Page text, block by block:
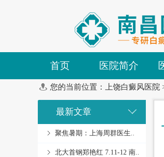
首页 医院简介
您的当前位置： 上饶白癜风医院
最新文章
聚焦暑期：上海周群医生..
北大首钢郑艳红 7.11-12 南..